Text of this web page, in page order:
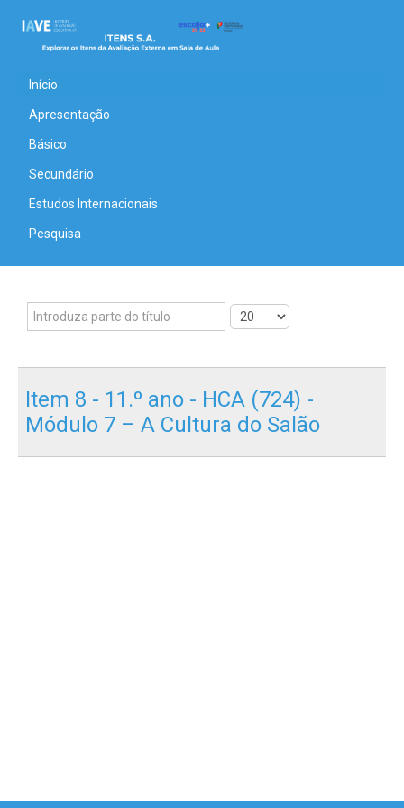
Início
Apresentação
Básico
Secundário
Estudos Internacionais
Pesquisa
Item 8 - 11.º ano - HCA (724) -
Módulo 7 – A Cultura do Salão